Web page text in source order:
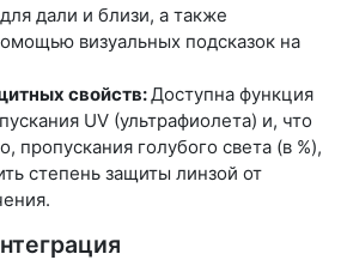
дали и близи, а также
визуальных подсказок на
свойств: Доступна функция
UV (ультрафиолета) и, что
пропускания голубого света (в %),
степень защиты линзой от